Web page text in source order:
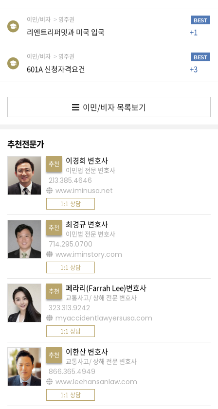
용
수
칙
내
확
랍
다
.
S
K
미
국
서
새
로
전
문
가
를
이민/비자 영주권 BEST
리엔트리퍼밋과 미국 입국 +1
이민/비자 영주권 BEST
601A 신청자격요건 +3
이민/비자 목록보기
추천전문가
추천 이경희 변호사
이민법 전문 변호사
213.385.4646
www.iminusa.net
1:1 상담
추천 최경규 변호사
이민법 전문 변호사
714.295.0700
www.iminstory.com
1:1 상담
추천 페라리(Farrah Lee)변호사
교통사고/ 상해 전문 변호사
323.313.9242
myaccidentlawyersusa.com
1:1 상담
추천 이한산 변호사
교통사고/ 상해 전문 변호사
866.365.4949
www.leehansanlaw.com
1:1 상담